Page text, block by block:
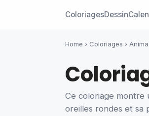
ColoriagesDessin
Home › Coloriages ›
Ce coloriage montre
oreilles rondes et sa